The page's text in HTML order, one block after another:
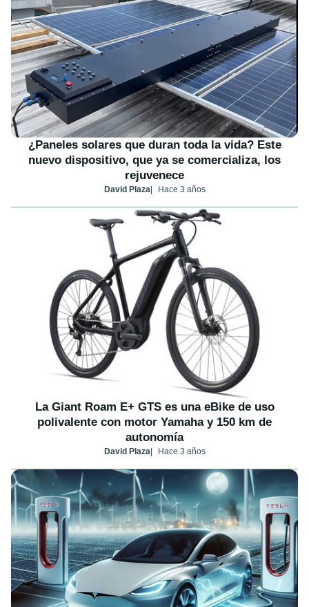
¿Paneles solares que duran toda la vida? Este
nuevo dispositivo, que ya se comercializa, los
rejuvenece
David Plaza Hace 3 años
La Giant Roam E+ GTS es una eBike de uso
polivalente con motor Yamaha y 150 km de
autonomía
David Plaza Hace 3 años